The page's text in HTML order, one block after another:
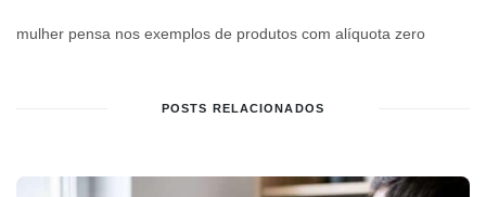
mulher pensa nos exemplos de produtos com alíquota zero
POSTS RELACIONADOS